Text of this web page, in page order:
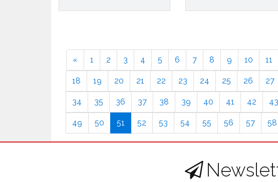
« 1 2 3 4 5 6 7 8 9 10 11
18 19 20 21 22 23 24 25 26 27
34 35 36 37 38 39 40 41 42 43
49 50 51 52 53 54 55 56 57 58